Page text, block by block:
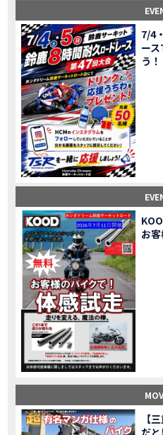
Honda Dream 四日市の
MOVIE Honda Dream 鈴鹿のご
MOVIE
Honda Dream 松阪の
２月１２日 牡蠣ツーリング
EVENT 第6回オフロードスクー
EVENT Honda Dream鈴鹿・松阪・四
MOVIE Honda Dream鈴鹿・松阪
NEW BIKE NEW BIKE「HAWK 11」新
NEW BIKE NEW BIKE「ダックス125」
MOVIE Honda Dream 鈴鹿 オ
【新車中古車多数】三重県でバイク
MOVIE 【県下最大規模】三重県でバイクを探
NEW BIKE 「CBR400R」「
NEW BIKE 大型プレミアムツアラー「Gold Wing
NEW BIKE クルーザーモデル 「Rebel
NEW BIKE 「CT125・ハンター
NEW BIKE 「CB1100 EX Final
NEW BIKE 「モンキー125」に5速トランス
NEW BIKE 「スーパーカブ C125」に環
EVENT 【イベントレポート】
「ADV150」に受注期
NEW BIKE 「GB350」「GB350 S」新型ロ
7/4
ー
う！
お
【